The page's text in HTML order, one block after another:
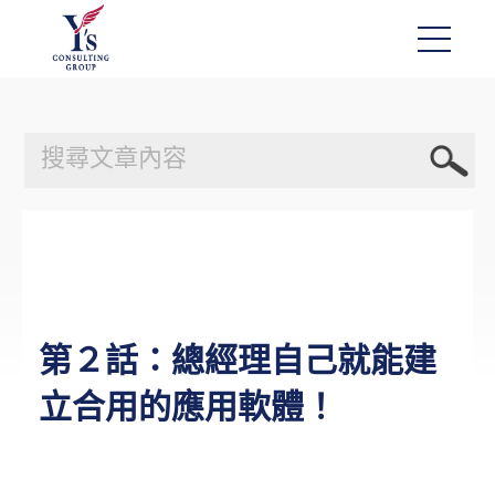
第２話：總經理自己就能建
立合用的應用軟體！